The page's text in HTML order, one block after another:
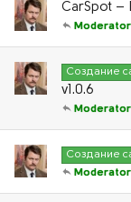
CarSpot –
Moderator
Создание
v1.0.6
Moderator
Создание
Moderator